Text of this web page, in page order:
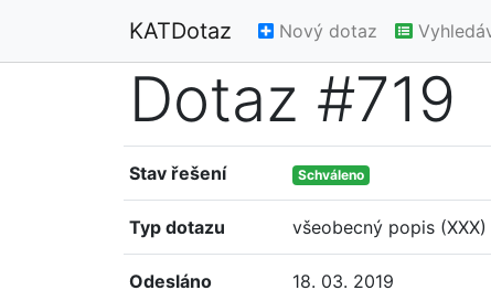
KATDotaz Nový dotaz
Dotaz #719
Stav řešení Schváleno
Typ dotazu všeobecný popis (XXX)
Odesláno 18. 03. 2019